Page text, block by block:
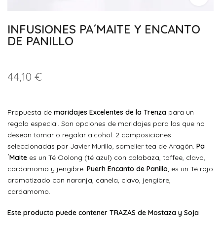
INFUSIONES PA´MAITE Y ENCANTO
DE PANILLO
44,10 €
Propuesta de maridajes Excelentes de la Trenza para un
regalo especial. Son opciones de maridajes para los que no
desean tomar o regalar alcohol. 2 composiciones
seleccionadas por Javier Murillo, somelier tea de Aragón. Pa
´Maite es un Té Oolong (té azul) con calabaza, toffee, clavo,
cardamomo y jengibre. Puerh Encanto de Panillo, es un Té rojo
aromatizado con naranja, canela, clavo, jengibre,
cardamomo.
Este producto puede contener TRAZAS de Mostaza y Soja